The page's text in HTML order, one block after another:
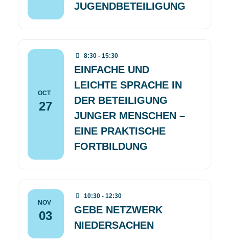
JUGENDBETEILIGUNG
OCT
27
8:30 - 15:30
EINFACHE UND
LEICHTE SPRACHE IN
DER BETEILIGUNG
JUNGER MENSCHEN –
EINE PRAKTISCHE
FORTBILDUNG
NOV
03
10:30 - 12:30
GEBE NETZWERK
NIEDERSACHEN